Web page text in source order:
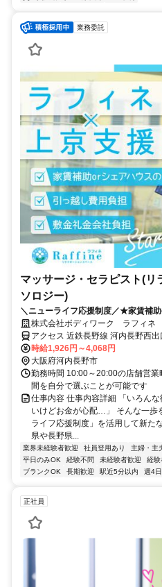
業務委託
マッサージ・セラピスト(リ
ソロジー)
＼ニューライフ応援制度／★家賃補
費用負担 新しい地で新しい人生を♪
株式会社ボディワーク ラフィネ
アクセス 近鉄長野線 河内長野西
野西出口徒歩約2分、南海高野線
駅：河内長野駅
時給1,926円～4,068円
大阪府河内長野市
勤務時間 10:00～20:00の店舗営
間を自分で選ぶことが可能です
仕事内容 仕事内容詳細 「いろん
いけどお金が心配…」 そんな一歩
ライフ応援制度」を活用して新た
県や長野県...
業界未経験者歓迎 社員登用あり 主婦・主
平日のみOK
経験不問 未経験者歓迎 経験
ブランクOK
長期歓迎 駅近5分以内 週4
正社員